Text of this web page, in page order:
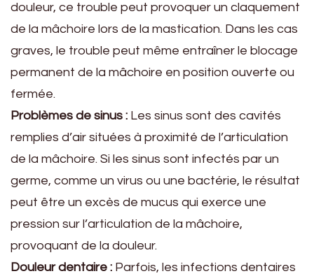
douleur, ce trouble peut provoquer un claquement
de la mâchoire lors de la mastication. Dans les cas
graves, le trouble peut même entraîner le blocage
permanent de la mâchoire en position ouverte ou
fermée.
Problèmes de sinus : Les sinus sont des cavités
remplies d’air situées à proximité de l’articulation
de la mâchoire. Si les sinus sont infectés par un
germe, comme un virus ou une bactérie, le résultat
peut être un excès de mucus qui exerce une
pression sur l’articulation de la mâchoire,
provoquant de la douleur.
Douleur dentaire : Parfois, les infections dentaires